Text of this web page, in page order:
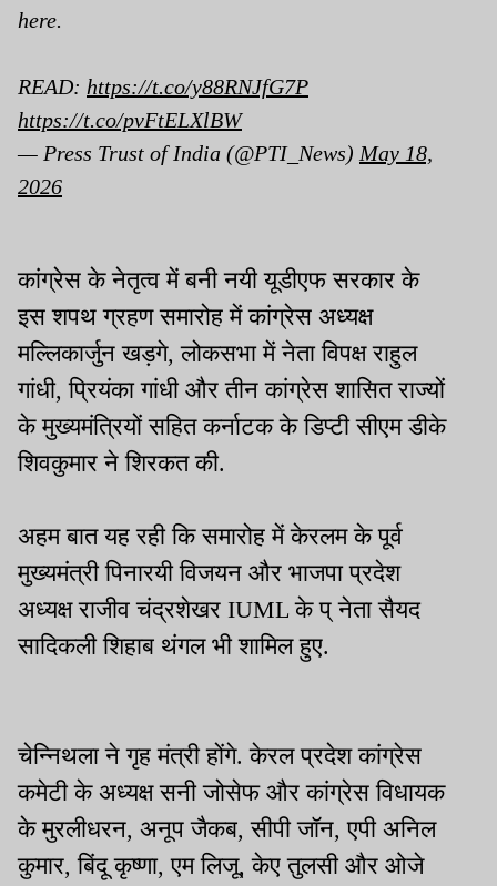
here.
READ: https://t.co/y88RNJfG7P
https://t.co/pvFtELXlBW
— Press Trust of India (@PTI_News) May 18,
2026
कांग्रेस केनेतृत्व में बनी नयी यूडीएफ सरकार के
इस शपथ ग्रहण समारोह में कांग्रेस अध्यक्ष
मल्लिकार्जुन खड़गे, लोकसभा में नेता विपक्ष राहुल
गांधी, प्रियंका गांधी और तीन कांग्रेस शासित राज्यों
के मुख्यमंत्रियों सहित कर्नाटक के डिप्टी सीएम डीके
शिवकुमार ने शिरकत की.
अहम बात यह रही कि समारोह में केरलम के पूर्व
मुख्यमंत्री पिनारयी विजयन और भाजपा प्रदेश
अध्यक्ष राजीव चंद्रशेखर IUML के प् नेता सैयद
सादिकली शिहाब थंगल भी शामिल हुए.
चेन्निथला ने गृह मंत्री होंगे. केरल प्रदेश कांग्रेस
कमेटी के अध्यक्ष सनी जोसेफ और कांग्रेस विधायक
के मुरलीधरन, अनूप जैकब, सीपी जॉन, एपी अनिल
कुमार, बिंदू कृष्णा, एम लिजू, केए तुलसी और ओजे